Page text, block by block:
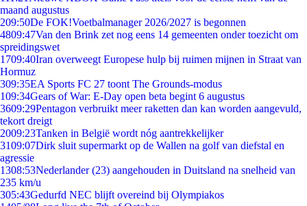
maand augustus
209:50De FOK!Voetbalmanager 2026/2027 is begonnen
4809:47Van den Brink zet nog eens 14 gemeenten onder toezicht om
spreidingswet
1709:40Iran overweegt Europese hulp bij ruimen mijnen in Straat van
Hormuz
309:35EA Sports FC 27 toont The Grounds-modus
109:34Gears of War: E-Day open beta begint 6 augustus
3609:29Pentagon verbruikt meer raketten dan kan worden aangevuld,
tekort dreigt
2009:23Tanken in België wordt nóg aantrekkelijker
3109:07Dirk sluit supermarkt op de Wallen na golf van diefstal en
agressie
1308:53Nederlander (23) aangehouden in Duitsland na snelheid van
235 km/u
305:43Gedurfd NEC blijft overeind bij Olympiakos